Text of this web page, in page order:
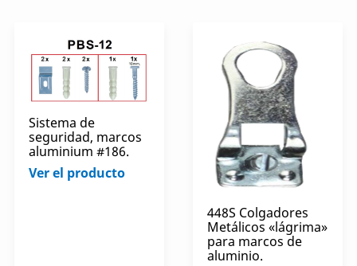
Sistema de
seguridad, marcos
aluminium #186.
Ver el producto
448S Colgadores
Metálicos «lágrima»
para marcos de
aluminio.